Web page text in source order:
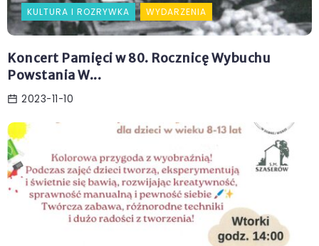
KULTURA I ROZRYWKA WYDARZENIA
Koncert Pamięci w 80. Rocznicę Wybuchu
Powstania W...
2023-11-10